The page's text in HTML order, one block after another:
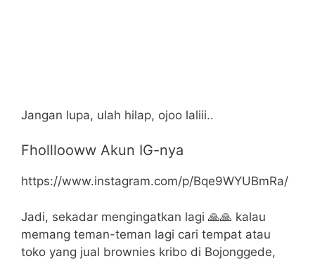
Jangan lupa, ulah hilap, ojoo laliii..
Fholllooww Akun IG-nya
https://www.instagram.com/p/Bqe9WYUBmRa/
Jadi, sekadar mengingatkan lagi 🙏🙏 kalau
memang teman-teman lagi cari tempat atau
toko yang jual brownies kribo di Bojonggede,